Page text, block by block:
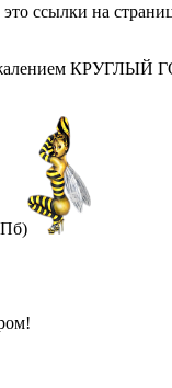
ссылки на
КРУГЛЫЙ